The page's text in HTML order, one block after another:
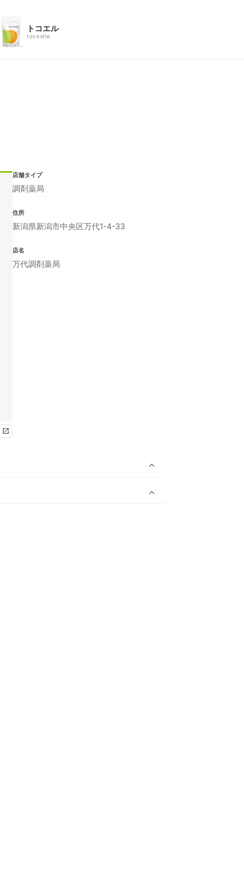
トコエル
tocoelle
店舗タイプ
調剤薬局
住所
新潟県新潟市中央区万代1-4-33
店名
万代調剤薬局